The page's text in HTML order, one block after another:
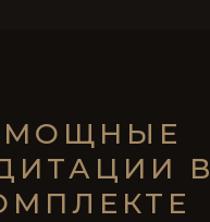
МОЩНЫЕ
В